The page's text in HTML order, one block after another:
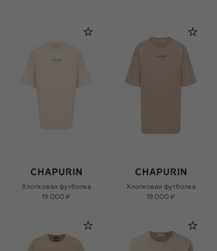
Хлопковая футболка
19 000 ₽
Хлопковая футболка
19 000 ₽